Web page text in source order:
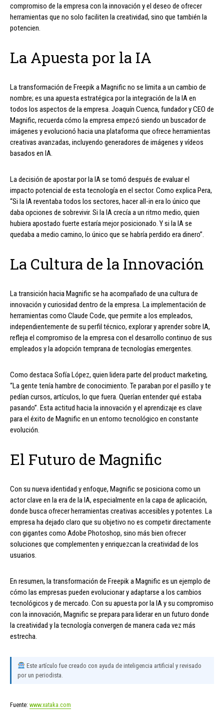
compromiso de la empresa con la innovación y el deseo de ofrecer
herramientas que no solo faciliten la creatividad, sino que también la
potencien.
La Apuesta por la IA
La transformación de Freepik a Magnific no se limita a un cambio de
nombre; es una apuesta estratégica por la integración de la IA en
todos los aspectos de la empresa. Joaquín Cuenca, fundador y CEO de
Magnific, recuerda cómo la empresa empezó siendo un buscador de
imágenes y evolucionó hacia una plataforma que ofrece herramientas
creativas avanzadas, incluyendo generadores de imágenes y vídeos
basados en IA.
La decisión de apostar por la IA se tomó después de evaluar el
impacto potencial de esta tecnología en el sector. Como explica Pera,
“Si la IA reventaba todos los sectores, hacer all-in era lo único que
daba opciones de sobrevivir. Si la IA crecía a un ritmo medio, quien
hubiera apostado fuerte estaría mejor posicionado. Y si la IA se
quedaba a medio camino, lo único que se habría perdido era dinero”.
La Cultura de la Innovación
La transición hacia Magnific se ha acompañado de una cultura de
innovación y curiosidad dentro de la empresa. La implementación de
herramientas como Claude Code, que permite a los empleados,
independientemente de su perfil técnico, explorar y aprender sobre IA,
refleja el compromiso de la empresa con el desarrollo continuo de sus
empleados y la adopción temprana de tecnologías emergentes.
Como destaca Sofía López, quien lidera parte del product marketing,
“La gente tenía hambre de conocimiento. Te paraban por el pasillo y te
pedían cursos, artículos, lo que fuera. Querían entender qué estaba
pasando”. Esta actitud hacia la innovación y el aprendizaje es clave
para el éxito de Magnific en un entorno tecnológico en constante
evolución.
El Futuro de Magnific
Con su nueva identidad y enfoque, Magnific se posiciona como un
actor clave en la era de la IA, especialmente en la capa de aplicación,
donde busca ofrecer herramientas creativas accesibles y potentes. La
empresa ha dejado claro que su objetivo no es competir directamente
con gigantes como Adobe Photoshop, sino más bien ofrecer
soluciones que complementen y enriquezcan la creatividad de los
usuarios.
En resumen, la transformación de Freepik a Magnific es un ejemplo de
cómo las empresas pueden evolucionar y adaptarse a los cambios
tecnológicos y de mercado. Con su apuesta por la IA y su compromiso
con la innovación, Magnific se prepara para liderar en un futuro donde
la creatividad y la tecnología convergen de manera cada vez más
estrecha.
Este artículo fue creado con ayuda de inteligencia artificial y revisado
por un periodista.
Fuente: www.xataka.com